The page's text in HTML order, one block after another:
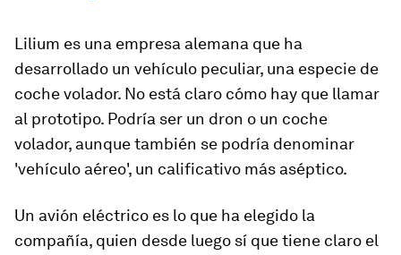
Lilium es una empresa alemana que ha
desarrollado un vehículo peculiar, una especie de
coche volador. No está claro cómo hay que llamar
al prototipo. Podría ser un dron o un coche
volador, aunque también se podría denominar
'vehículo aéreo', un calificativo más aséptico.
Un avión eléctrico es lo que ha elegido la
compañía, quien desde luego sí que tiene claro el